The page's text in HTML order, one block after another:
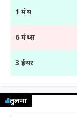
1 मंथ
6 मंथ्स
3 ईयर
तुलना